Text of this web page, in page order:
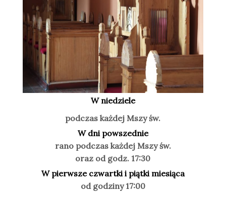
W niedziele
podczas każdej Mszy św.
W dni powszednie
rano podczas każdej Mszy św.
oraz od godz. 17:30
W pierwsze czwartki i piątki miesiąca
od godziny 17:00